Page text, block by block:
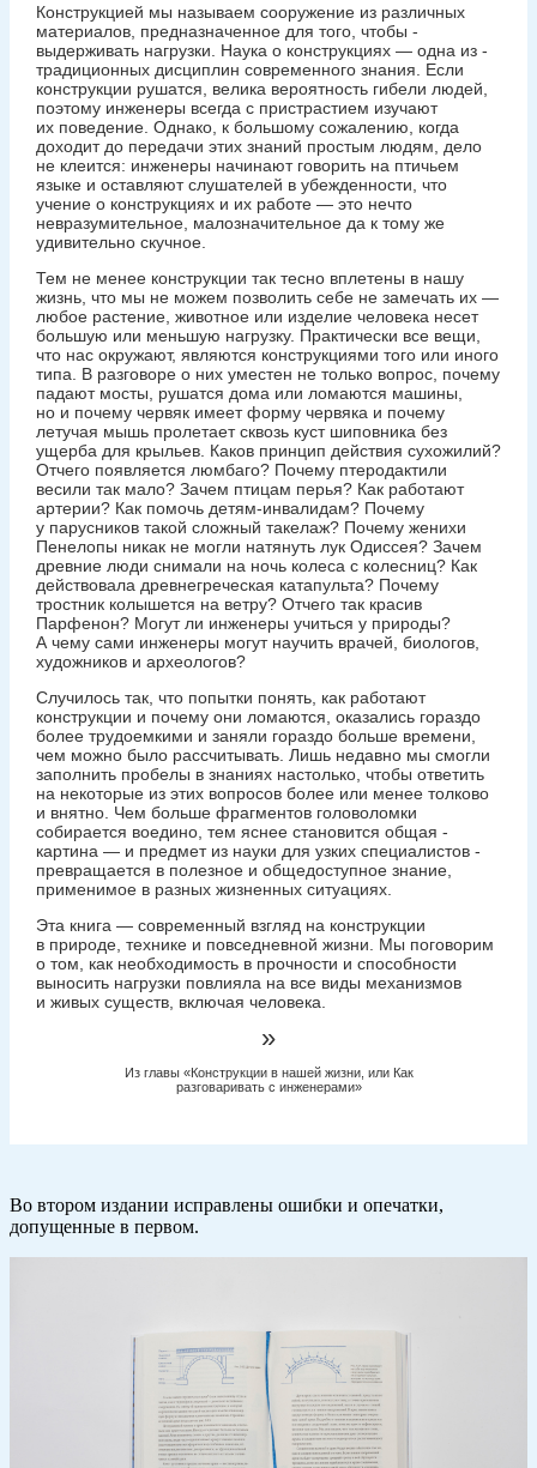
Конструкцией мы называем сооружение из различных
материалов, предназначенное для того, чтобы ­
выдерживать нагрузки. Наука о конструкциях — ​одна из ­
традиционных дисциплин современного знания. Если
конструкции руша­тся, велика вероятность гибели людей,
поэтому инженеры всегда с пристрастием изучают
их поведение. Однако, к большому сожалению, когда
доходит до передачи этих знаний простым людям, дело
не клеится: инженеры начинают говорить на птичьем
языке и оставляют слушателей в убежденности, что
учение о конструкциях и их работе — ​это нечто
невразумительное, малозначительное да к тому же
удивительно скучное.
Тем не менее конструкции так тесно вплетены в нашу
жизнь, что мы не можем позволить себе не замечать их —
​любое растение, животное или изделие ­человека несет
большую или меньшую нагрузку. Практически все вещи,
что нас окружают, являются ­конструкциями того или иного
типа. В разговоре о них уместен не только вопрос, почему
падают мосты, рушатся дома или ломаются машины,
но и почему червяк имеет форму червяка и почему
летучая мышь пролетает сквозь куст шипов­ника без
ущерба для крыльев. Каков принцип действия сухожилий?
Отчего появляется люмбаго? Почему птеродактили
весили так мало? Зачем птицам перья? Как работают
артерии? Как помочь детям-инвалидам? Почему
у парусников такой сложный такелаж? Почему женихи
Пенелопы никак не могли натянуть лук Одиссея? Зачем
древние люди снимали на ночь колеса с колесниц? Как
действовала древне­греческая катапульта? Почему
тростник колышется на ветру? Отчего так красив
Парфенон? Могут ли инженеры учиться у природы?
А чему сами инженеры могут научить врачей, биологов,
художников и археологов?
Случилось так, что попытки понять, как работают
конструкции и почему они ломаются, оказались гораздо
более трудоемкими и заняли гораздо больше времени,
чем можно было рассчитывать. Лишь недавно мы смогли
заполнить пробелы в знаниях настолько, чтобы ­ответить
на некоторые из этих вопросов более или менее ­толково
и внятно. Чем больше фрагментов головоломки
собирается воедино, тем яснее становится общая ­
картина — ​и предмет из науки для узких специалистов ­
превращается в полезное и общедоступное знание,
применимое в разных жизненных ситуациях.
Эта книга — ​современный взгляд на конструкции
в природе, технике и повседневной жизни. Мы поговорим
о том, как необходимость в прочности и способности
выносить нагрузки повлияла на все виды механизмов
и живых существ, включая человека.
»
Из главы «Конструкции в нашей жизни, или Как
разговаривать с инженерами»
Во втором издании исправлены ошибки и опечатки,
допущенные в первом.